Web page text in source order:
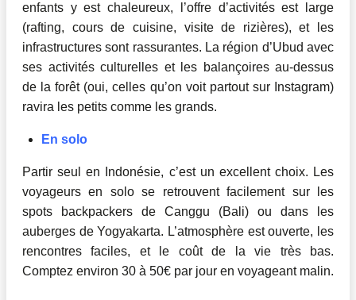
enfants y est chaleureux, l’offre d’activités est large
(rafting, cours de cuisine, visite de rizières), et les
infrastructures sont rassurantes. La région d’Ubud avec
ses activités culturelles et les balançoires au-dessus
de la forêt (oui, celles qu’on voit partout sur Instagram)
ravira les petits comme les grands.
En solo
Partir seul en Indonésie, c’est un excellent choix. Les
voyageurs en solo se retrouvent facilement sur les
spots backpackers de Canggu (Bali) ou dans les
auberges de Yogyakarta. L’atmosphère est ouverte, les
rencontres faciles, et le coût de la vie très bas.
Comptez environ 30 à 50€ par jour en voyageant malin.